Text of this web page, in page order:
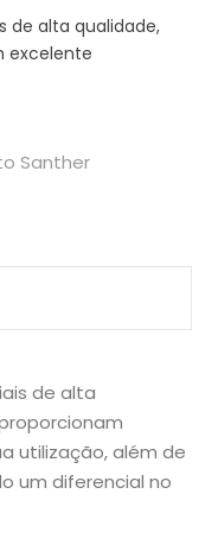
de alta qualidade,
excelente
Santher
de alta
utilização, além de
um diferencial no